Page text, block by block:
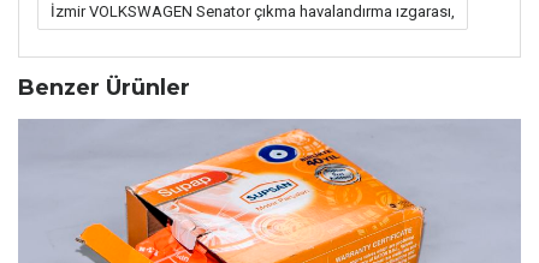
İzmir VOLKSWAGEN Senator çıkma havalandırma ızgarası,
Benzer Ürünler